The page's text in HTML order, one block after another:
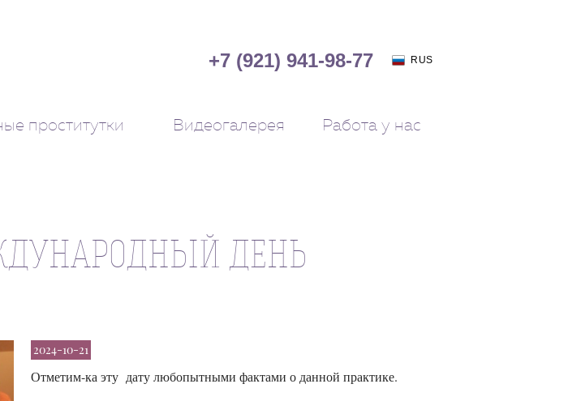
+7 (921) 941-98-77 RUS
проститутки Видеогалерея Работа у нас
ДЕНЬ
2024-10-21
Отметим-ка эту дату любопытными фактами о данной практике.